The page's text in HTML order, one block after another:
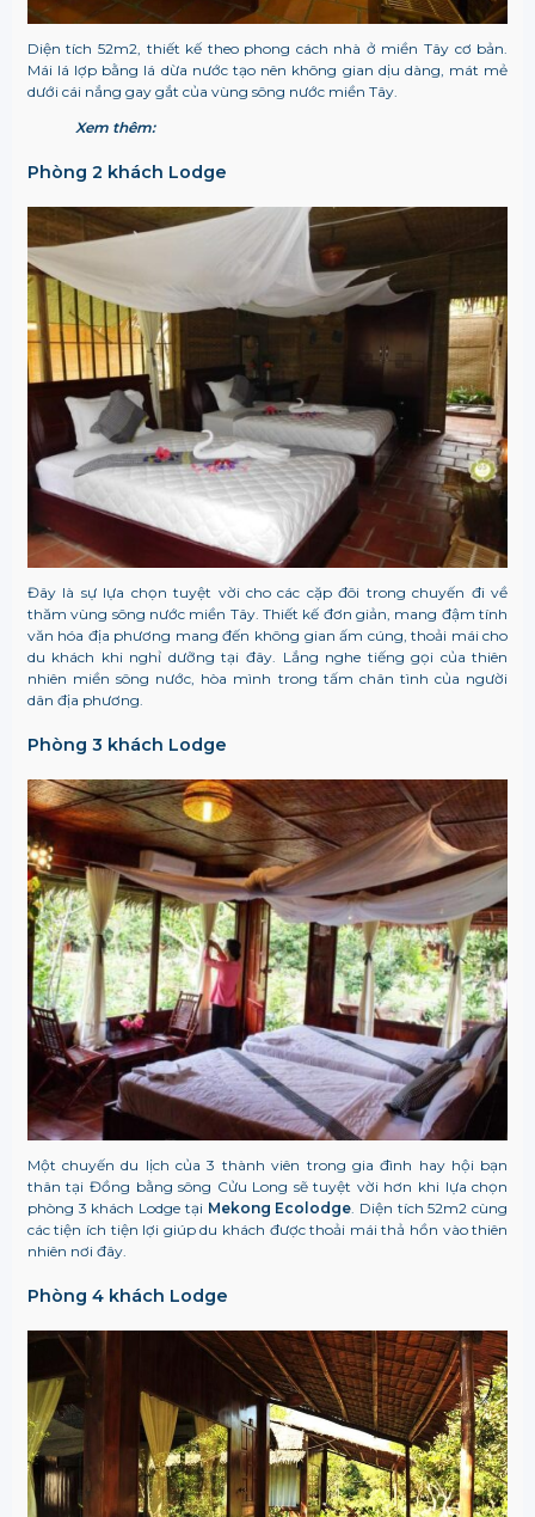
Diện tích 52m2, thiết kế theo phong cách nhà ở miền Tây cơ bản.
Mái lá lợp bằng lá dừa nước tạo nên không gian dịu dàng, mát mẻ
dưới cái nắng gay gắt của vùng sông nước miền Tây.
Xem thêm:
Phòng 2 khách Lodge
Đây là sự lựa chọn tuyệt vời cho các cặp đôi trong chuyến đi về
thăm vùng sông nước miền Tây. Thiết kế đơn giản, mang đậm tính
văn hóa địa phương mang đến không gian ấm cúng, thoải mái cho
du khách khi nghỉ dưỡng tại đây. Lắng nghe tiếng gọi của thiên
nhiên miền sông nước, hòa mình trong tấm chân tình của người
dân địa phương.
Phòng 3 khách Lodge
Một chuyến du lịch của 3 thành viên trong gia đình hay hội bạn
thân tại Đồng bằng sông Cửu Long sẽ tuyệt vời hơn khi lựa chọn
phòng 3 khách Lodge tại Mekong Ecolodge . Diện tích 52m2 cùng
các tiện ích tiện lợi giúp du khách được thoải mái thả hồn vào thiên
nhiên nơi đây.
Phòng 4 khách Lodge